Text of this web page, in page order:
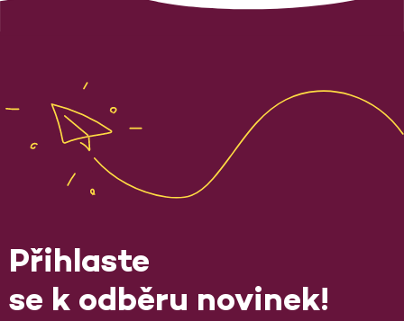
Přihlaste
se k odběru novinek!